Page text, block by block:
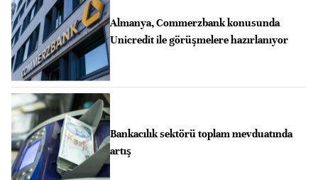
Almanya, Commerzbank konusunda
Unicredit ile görüşmelere hazırlanıyor
Bankacılık sektörü toplam mevduatında
artış